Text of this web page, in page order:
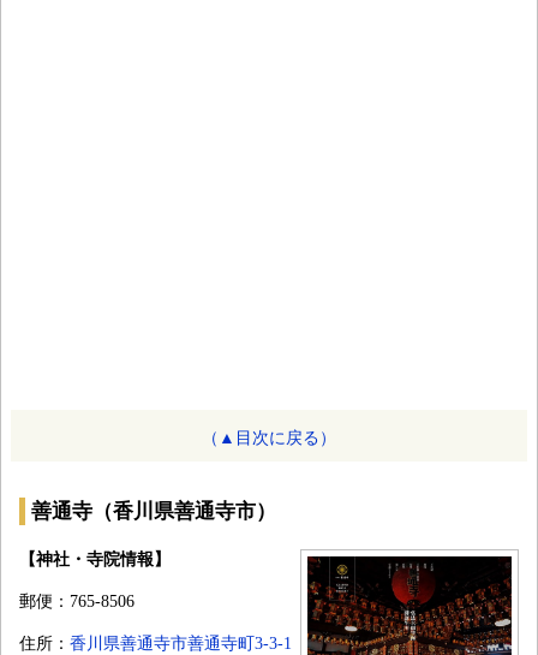
（▲目次に戻る）
善通寺（香川県善通寺市）
【神社・寺院情報】
郵便：765-8506
住所： 香川県善通寺市善通寺町3-3-1